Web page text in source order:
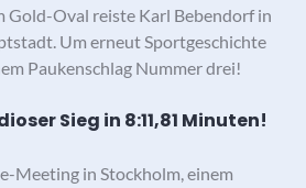
Gold-Oval reiste Karl Bebendorf in
Um erneut Sportgeschichte
Paukenschlag Nummer drei!
Sieg in 8:11,81 Minuten!
Meeting in Stockholm, einem